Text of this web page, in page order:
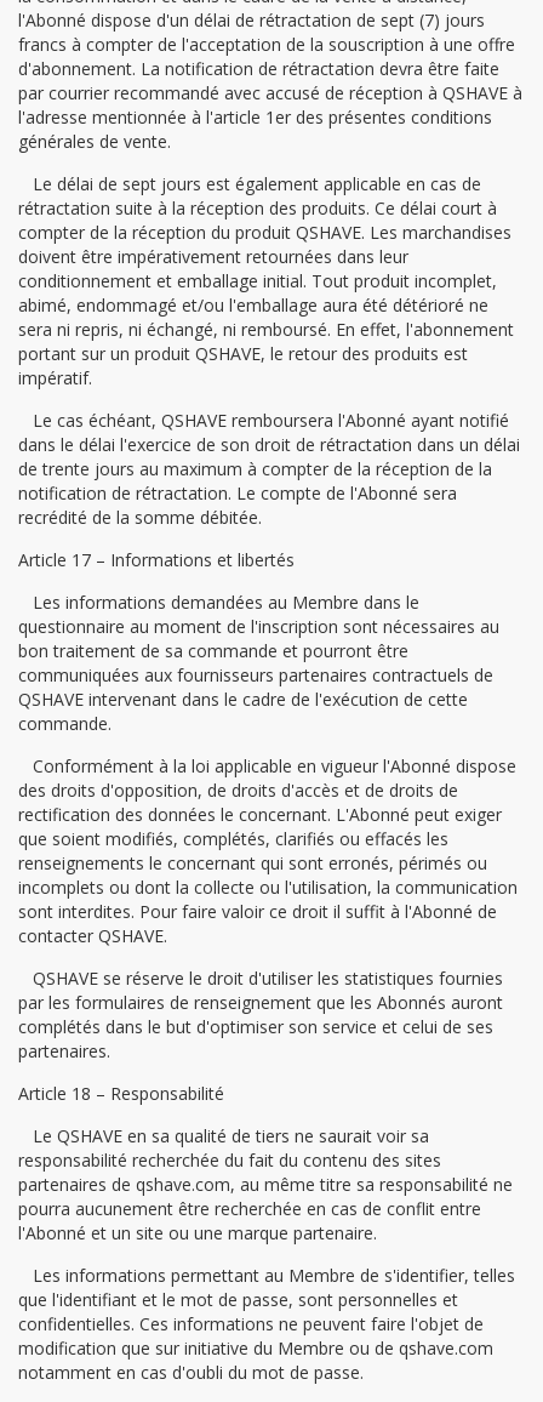
l'Abonné dispose d'un délai de rétractation de sept (7) jours
francs à compter de l'acceptation de la souscription à une offre
d'abonnement. La notification de rétractation devra être faite
par courrier recommandé avec accusé de réception à QSHAVE à
l'adresse mentionnée à l'article 1er des présentes conditions
générales de vente.
Le délai de sept jours est également applicable en cas de
rétractation suite à la réception des produits. Ce délai court à
compter de la réception du produit QSHAVE. Les marchandises
doivent être impérativement retournées dans leur
conditionnement et emballage initial. Tout produit incomplet,
abimé, endommagé et/ou l'emballage aura été détérioré ne
sera ni repris, ni échangé, ni remboursé. En effet, l'abonnement
portant sur un produit QSHAVE, le retour des produits est
impératif.
Le cas échéant, QSHAVE remboursera l'Abonné ayant notifié
dans le délai l'exercice de son droit de rétractation dans un délai
de trente jours au maximum à compter de la réception de la
notification de rétractation. Le compte de l'Abonné sera
recrédité de la somme débitée.
Article 17 – Informations et libertés
Les informations demandées au Membre dans le
questionnaire au moment de l'inscription sont nécessaires au
bon traitement de sa commande et pourront être
communiquées aux fournisseurs partenaires contractuels de
QSHAVE intervenant dans le cadre de l'exécution de cette
commande.
Conformément à la loi applicable en vigueur l'Abonné dispose
des droits d'opposition, de droits d'accès et de droits de
rectification des données le concernant. L'Abonné peut exiger
que soient modifiés, complétés, clarifiés ou effacés les
renseignements le concernant qui sont erronés, périmés ou
incomplets ou dont la collecte ou l'utilisation, la communication
sont interdites. Pour faire valoir ce droit il suffit à l'Abonné de
contacter QSHAVE.
QSHAVE se réserve le droit d'utiliser les statistiques fournies
par les formulaires de renseignement que les Abonnés auront
complétés dans le but d'optimiser son service et celui de ses
partenaires.
Article 18 – Responsabilité
Le QSHAVE en sa qualité de tiers ne saurait voir sa
responsabilité recherchée du fait du contenu des sites
partenaires de qshave.com, au même titre sa responsabilité ne
pourra aucunement être recherchée en cas de conflit entre
l'Abonné et un site ou une marque partenaire.
Les informations permettant au Membre de s'identifier, telles
que l'identifiant et le mot de passe, sont personnelles et
confidentielles. Ces informations ne peuvent faire l'objet de
modification que sur initiative du Membre ou de qshave.com
notamment en cas d'oubli du mot de passe.